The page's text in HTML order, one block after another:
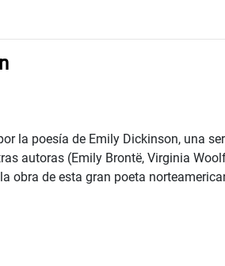
la poesía de Emily Dickinson, una
autoras (Emily Brontë, Virginia
obra de esta gran poeta